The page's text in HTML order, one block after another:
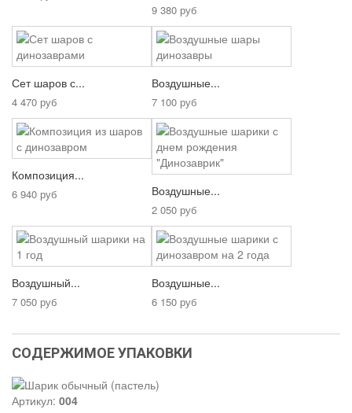
9 380 руб
Сет шаров с...
4 470 руб
Воздушные...
7 100 руб
Композиция...
6 940 руб Воздушные...
2 050 руб
Воздушный...
7 050 руб
Воздушные...
6 150 руб
СОДЕРЖИМОЕ УПАКОВКИ
Артикул: 004